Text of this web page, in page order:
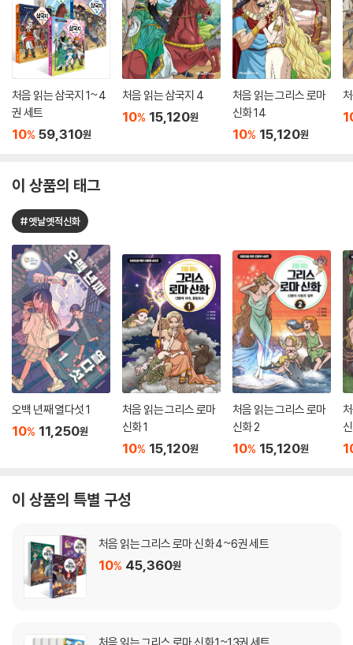
처음 읽는 삼국지 1~4
권 세트
10% 59,310원
처음 읽는 삼국지 4
10% 15,120원
처음 읽는 그리스 로마
신화 14
10% 15,120원
이 상품의 태그
#옛날옛적신화
오백 년째 열다섯 1
10% 11,250원
처음 읽는 그리스 로마
신화 1
10% 15,120원
처음 읽는 그리스 로마
신화 2
10% 15,120원
이 상품의 특별 구성
처음 읽는 그리스 로마 신화 4~6권 세트
10% 45,360원